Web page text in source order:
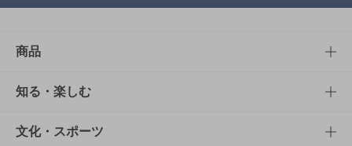
商品
商品TOP
商品一覧
知る・楽しむ
知る・楽しむTOP
文化・スポーツ